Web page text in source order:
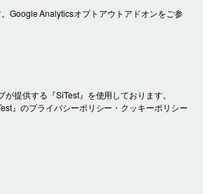
Google Analyticsオプトアウトアドオンをご参
提供する『SiTest』を使用しております。
』のプライバシーポリシー・クッキーポリシー